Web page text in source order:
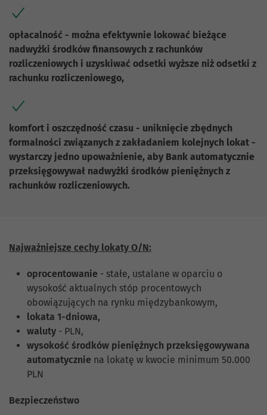
opłacalność - można efektywnie lokować bieżące
nadwyżki środków finansowych z rachunków
rozliczeniowych i uzyskiwać odsetki wyższe niż odsetki z
rachunku rozliczeniowego,
komfort i oszczędność czasu - uniknięcie zbędnych
formalności związanych z zakładaniem kolejnych lokat -
wystarczy jedno upoważnienie, aby Bank automatycznie
przeksięgowywał nadwyżki środków pieniężnych z
rachunków rozliczeniowych.
Najważniejsze cechy lokaty O/N:
oprocentowanie - stałe, ustalane w oparciu o
wysokość aktualnych stóp procentowych
obowiązujących na rynku międzybankowym,
lokata 1-dniowa,
waluty - PLN,
wysokość środków pieniężnych przeksięgowywana
automatycznie na lokatę w kwocie minimum 50.000
PLN
Bezpieczeństwo